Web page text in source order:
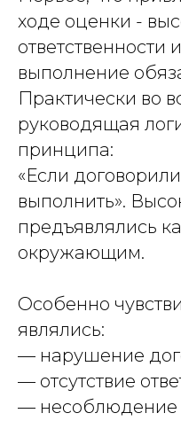
ходе оценки -
ответственности
выполнение
Практически во
руководящая
принципа:
«Если
выполнить».
предъявлялись
окружающим.
Особенно
являлись:
— нарушение
— отсутствие
— несоблюдение